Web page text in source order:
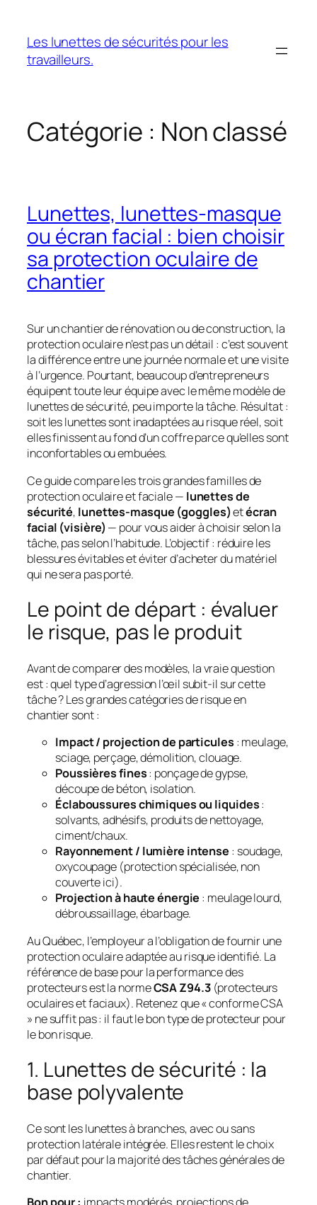
contenu
Les lunettes de sécurités pour les
travailleurs.
Catégorie : Non classé
Lunettes, lunettes-masque
ou écran facial : bien choisir
sa protection oculaire de
chantier
Sur un chantier de rénovation ou de construction, la
protection oculaire n’est pas un détail : c’est souvent
la différence entre une journée normale et une visite
à l’urgence. Pourtant, beaucoup d’entrepreneurs
équipent toute leur équipe avec le même modèle de
lunettes de sécurité, peu importe la tâche. Résultat :
soit les lunettes sont inadaptées au risque réel, soit
elles finissent au fond d’un coffre parce qu’elles sont
inconfortables ou embuées.
Ce guide compare les trois grandes familles de
protection oculaire et faciale — lunettes de
sécurité, lunettes-masque (goggles)etécran
facial (visière) — pour vous aider à choisir selon la
tâche, pas selon l’habitude. L’objectif : réduire les
blessures évitables et éviter d’acheter du matériel
qui ne sera pas porté.
Le point de départ : évaluer
le risque, pas le produit
Avant de comparer des modèles, la vraie question
est :quel type d’agression l’œil subit-il sur cette
tâche ?Les grandes catégories de risque en
chantier sont :
Impact / projection de particules : meulage,
sciage, perçage, démolition, clouage.
Poussières fines: ponçage de gypse,
découpe de béton, isolation.
Éclaboussures chimiques ou liquides:
solvants, adhésifs, produits de nettoyage,
ciment/chaux.
Rayonnement / lumière intense : soudage,
oxycoupage (protection spécialisée, non
couverte ici).
Projection à haute énergie : meulage lourd,
débroussaillage, ébarbage.
Au Québec, l’employeur a l’obligation de fournir une
protection oculaire adaptée au risque identifié. La
référence de base pour la performance des
protecteurs est la normeCSA Z94.3(protecteurs
oculaires et faciaux). Retenez que « conforme CSA
» ne suffit pas : il faut lebon typede protecteur pour
lebon risque.
1. Lunettes de sécurité : la
base polyvalente
Ce sont les lunettes à branches, avec ou sans
protection latérale intégrée. Elles restent le choix
par défaut pour la majorité des tâches générales de
chantier.